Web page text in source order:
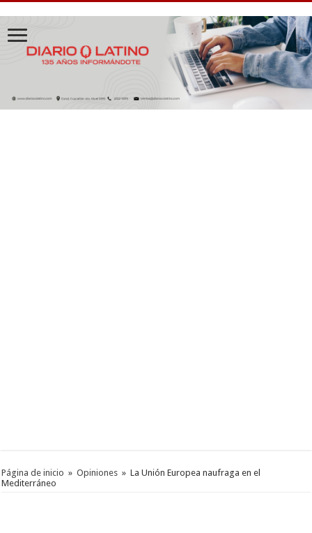
Página de inicio » Opiniones » La Unión Europea naufraga en el
Mediterráneo